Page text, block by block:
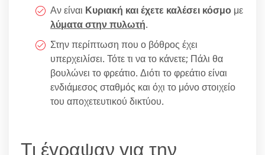
Αν είναι Κυριακή και έχετε καλέσει κόσμο με
λύματα στην πυλωτή.
Στην περίπτωση που ο βόθρος έχει
υπερχειλίσει. Τότε τι να το κάνετε; Πάλι θα
βουλώνει το φρεάτιο. Διότι το φρεάτιο είναι
ενδιάμεσος σταθμός και όχι το μόνο στοιχείο
του αποχετευτικού δικτύου.
Τι έγραψαν για την